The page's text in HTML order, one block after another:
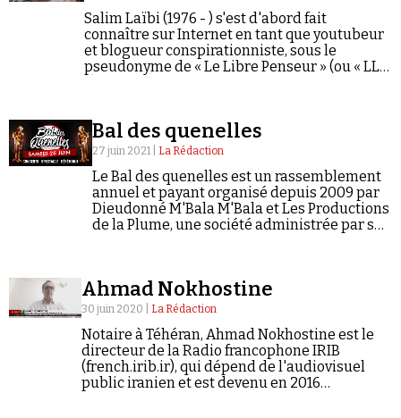
Newsletter
Faire un don
Rechercher dans tous les contenus
Cibler votre recherche
Salim Laïbi (1976 - ) s'est d'abord fait
connaître sur Internet en tant que youtubeur
et blogueur conspirationniste, sous le
pseudonyme de « Le Libre Penseur » (ou « LLP
Bal des quenelles
27 juin 2021 | La Rédaction
Le Bal des quenelles est un rassemblement
annuel et payant organisé depuis 2009 par
Dieudonné M'Bala M'Bala et Les Productions
de la Plume, une société administrée par sa
Ahmad Nokhostine
30 juin 2020 | La Rédaction
Notaire à Téhéran, Ahmad Nokhostine est le
directeur de la Radio francophone IRIB
(french.irib.ir), qui dépend de l'audiovisuel
public iranien et est devenu en 2016